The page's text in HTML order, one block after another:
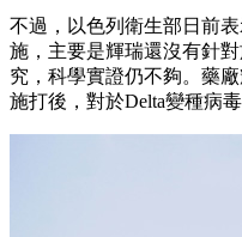
不過，以色列衛生部日前
施，主要是輝瑞還沒有針
究，科學實證仍不夠。藥
施打後，對於Delta變種病